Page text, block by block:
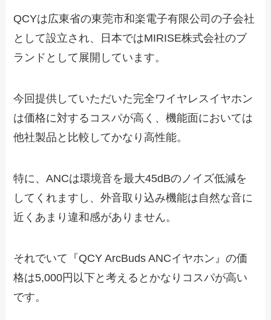
QCYは広東省の東莞市和楽電子有限公司の子会社
として設立され、日本ではMIRISE株式会社のブ
ランドとして展開しています。
今回提供していただいた完全ワイヤレスイヤホン
は価格に対するコスパが高く、機能面においては
他社製品と比較してかなり高性能。
特に、ANCは環境音を最大45dBのノイズ低減を
してくれますし、外音取り込み機能は自然な音に
近くあまり違和感がありません。
それでいて『QCY ArcBuds ANCイヤホン』の価
格は5,000円以下と考えるとかなりコスパが高い
です。